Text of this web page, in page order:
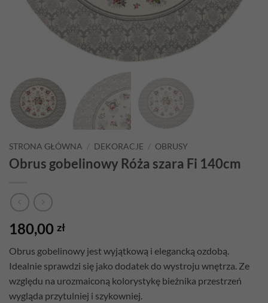
STRONA GŁÓWNA / DEKORACJE / OBRUSY
Obrus gobelinowy Róża szara Fi 140cm
180,00 zł
Obrus gobelinowy jest wyjątkową i elegancką ozdobą.
Idealnie sprawdzi się jako dodatek do wystroju wnętrza. Ze
względu na urozmaiconą kolorystykę bieżnika przestrzeń
wygląda przytulniej i szykowniej.